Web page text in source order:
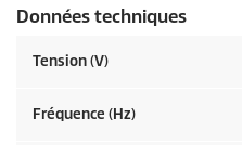
Données techniques
Tension (V)
Fréquence (Hz)